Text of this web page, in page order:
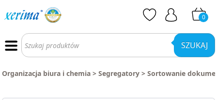
0
Wyszukiwarka
produktów SZUKAJ
Organizacja biura i chemia > Segregatory > Sortowanie